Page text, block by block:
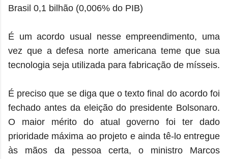
Brasil 0,1 bilhão (0,006% do PIB)
É um acordo usual nesse empreendimento, uma
vez que a defesa norte americana teme que sua
tecnologia seja utilizada para fabricação de mísseis.
É preciso que se diga que o texto final do acordo foi
fechado antes da eleição do presidente Bolsonaro.
O maior mérito do atual governo foi ter dado
prioridade máxima ao projeto e ainda tê-lo entregue
às mãos da pessoa certa, o ministro Marcos